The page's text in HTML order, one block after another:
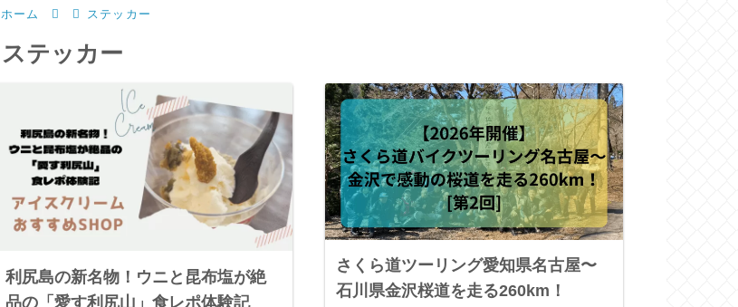
ホーム ステッカー
ステッカー
利尻島の新名物！ウニと昆布塩が絶
品の「愛す利尻山」食レポ体験記
さくら道ツーリング愛知県名古屋〜
石川県金沢桜道を走る260km！